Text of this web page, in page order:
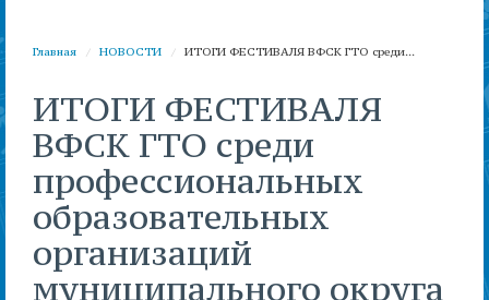
Главная НОВОСТИ ИТОГИ ФЕСТИВАЛЯ ВФСК ГТО среди...
ИТОГИ ФЕСТИВАЛЯ
ВФСК ГТО среди
профессиональных
образовательных
организаций
муниципального округа